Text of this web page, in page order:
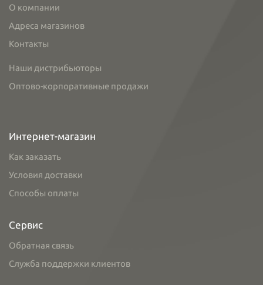
О компании
Адреса магазинов
Контакты
Наши дистрибьюторы
Оптово-корпоративные продажи
Интернет-магазин
Как заказать
Условия доставки
Способы оплаты
Сервис
Обратная связь
Служба поддержки клиентов